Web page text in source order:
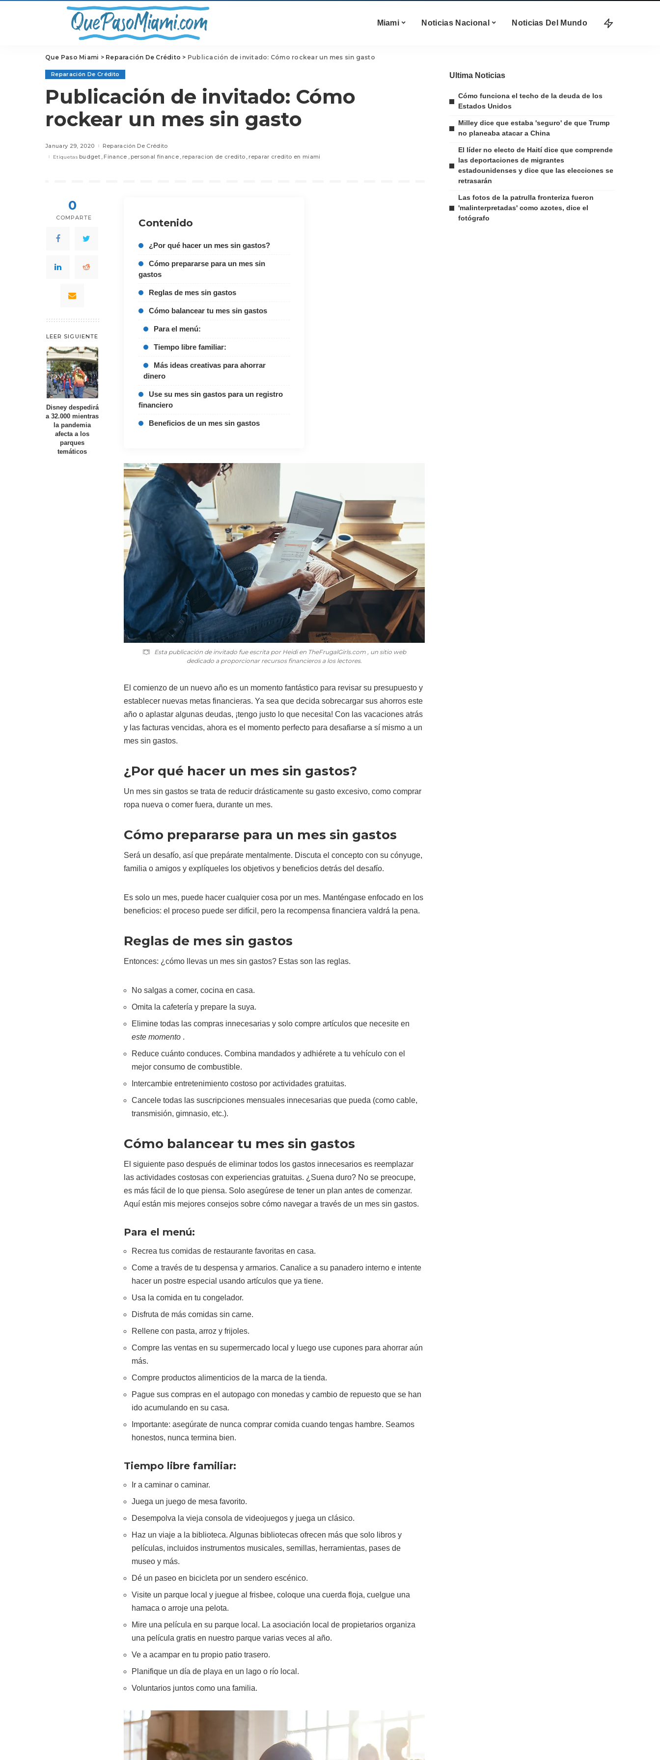
Miami Noticias Nacional Noticias Del Mundo
Que Paso Miami > Reparación De Crédito > Publicación de invitado: Cómo rockear un mes sin gasto
Reparación De Crédito
Publicación de invitado: Cómo
rockear un mes sin gasto
January 29, 2020 Reparación De Crédito
Etiquetas budget Finance personal finance reparacion de credito reparar credito en miami
0
COMPARTE
LEER SIGUIENTE
Disney despedirá
a 32.000 mientras
la pandemia
afecta a los
parques
temáticos
Contenido
¿Por qué hacer un mes sin gastos?
Cómo prepararse para un mes sin
gastos
Reglas de mes sin gastos
Cómo balancear tu mes sin gastos
Para el menú:
Tiempo libre familiar:
Más ideas creativas para ahorrar
dinero
Use su mes sin gastos para un registro
financiero
Beneficios de un mes sin gastos
Esta publicación de invitado fue escrita por Heidi en TheFrugalGirls.com
, un sitio web
dedicado a proporcionar recursos financieros a los lectores.
El comienzo de un nuevo año es un momento fantástico para revisar su presupuesto y
establecer nuevas metas financieras. Ya sea que decida sobrecargar sus ahorros este
año o aplastar algunas deudas, ¡tengo justo lo que necesita! Con las vacaciones atrás
y las facturas vencidas, ahora es el momento perfecto para desafiarse a sí mismo a un
mes sin gastos.
¿Por qué hacer un mes sin gastos?
Un mes sin gastos se trata de reducir drásticamente su gasto excesivo, como comprar
ropa nueva o comer fuera, durante un mes.
Cómo prepararse para un mes sin gastos
Será un desafío, así que prepárate mentalmente. Discuta el concepto con su cónyuge,
familia o amigos y explíqueles los objetivos y beneficios detrás del desafío.
Es solo un mes, puede hacer cualquier cosa por un mes. Manténgase enfocado en los
beneficios: el proceso puede ser difícil, pero la recompensa financiera valdrá la pena.
Reglas de mes sin gastos
Entonces: ¿cómo llevas un mes sin gastos? Estas son las reglas.
No salgas a comer, cocina en casa.
Omita la cafetería y prepare la suya.
Elimine todas las compras innecesarias y solo compre artículos que necesite en
este momento .
Reduce cuánto conduces. Combina mandados y adhiérete a tu vehículo con el
mejor consumo de combustible.
Intercambie entretenimiento costoso por actividades gratuitas.
Cancele todas las suscripciones mensuales innecesarias que pueda (como cable,
transmisión, gimnasio, etc.).
Cómo balancear tu mes sin gastos
El siguiente paso después de eliminar todos los gastos innecesarios es reemplazar
las actividades costosas con experiencias gratuitas. ¿Suena duro? No se preocupe,
es más fácil de lo que piensa. Solo asegúrese de tener un plan antes de comenzar.
Aquí están mis mejores consejos sobre cómo navegar a través de un mes sin gastos.
Para el menú:
Recrea tus comidas de restaurante favoritas en casa.
Come a través de tu despensa y armarios. Canalice a su panadero interno e intente
hacer un postre especial usando artículos que ya tiene.
Usa la comida en tu congelador.
Disfruta de más comidas sin carne.
Rellene con pasta, arroz y frijoles.
Compre las ventas en su supermercado local y luego use cupones para ahorrar aún
más.
Compre productos alimenticios de la marca de la tienda.
Pague sus compras en el autopago con monedas y cambio de repuesto que se han
ido acumulando en su casa.
Importante: asegúrate de nunca comprar comida cuando tengas hambre. Seamos
honestos, nunca termina bien.
Tiempo libre familiar:
Ir a caminar o caminar.
Juega un juego de mesa favorito.
Desempolva la vieja consola de videojuegos y juega un clásico.
Haz un viaje a la biblioteca. Algunas bibliotecas ofrecen más que solo libros y
películas, incluidos instrumentos musicales, semillas, herramientas, pases de
museo y más.
Dé un paseo en bicicleta por un sendero escénico.
Visite un parque local y juegue al frisbee, coloque una cuerda floja, cuelgue una
hamaca o arroje una pelota.
Mire una película en su parque local. La asociación local de propietarios organiza
una película gratis en nuestro parque varias veces al año.
Ve a acampar en tu propio patio trasero.
Planifique un día de playa en un lago o río local.
Voluntarios juntos como una familia.
Ultima Noticias
Cómo funciona el techo de la deuda de los
Estados Unidos
Milley dice que estaba 'seguro' de que Trump
no planeaba atacar a China
El líder no electo de Haití dice que comprende
las deportaciones de migrantes
estadounidenses y dice que las elecciones se
retrasarán
Las fotos de la patrulla fronteriza fueron
'malinterpretadas' como azotes, dice el
fotógrafo